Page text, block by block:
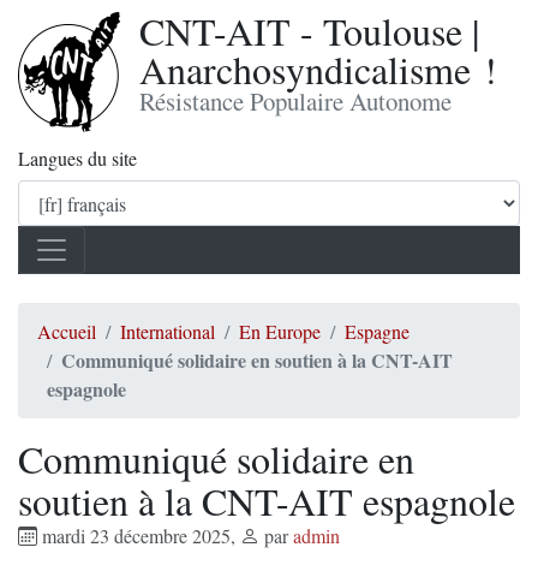
CNT-AIT - Toulouse |
Anarchosyndicalisme !
Résistance Populaire Autonome
Langues du site
Accueil International En Europe Espagne
Communiqué solidaire en soutien à la CNT-AIT
espagnole
Communiqué solidaire en
soutien à la CNT-AIT espagnole
mardi 23 décembre 2025, paradmin